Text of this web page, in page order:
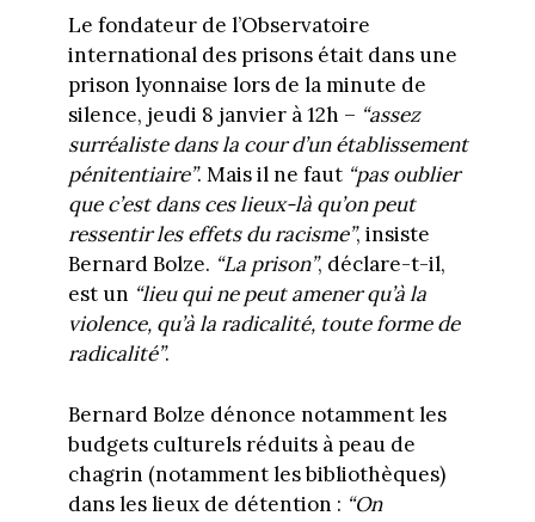
Le fondateur de l’Observatoire
international des prisons était dans une
prison lyonnaise lors de la minute de
silence, jeudi 8 janvier à 12h – “assez
surréaliste dans la cour d’un établissement
pénitentiaire”. Mais il ne faut “pas oublier
que c’est dans ces lieux-là qu’on peut
ressentir les effets du racisme”, insiste
Bernard Bolze. “La prison”, déclare-t-il,
est un “lieu qui ne peut amener qu’à la
violence, qu’à la radicalité, toute forme de
radicalité”.
Bernard Bolze dénonce notamment les
budgets culturels réduits à peau de
chagrin (notamment les bibliothèques)
dans les lieux de détention : “On